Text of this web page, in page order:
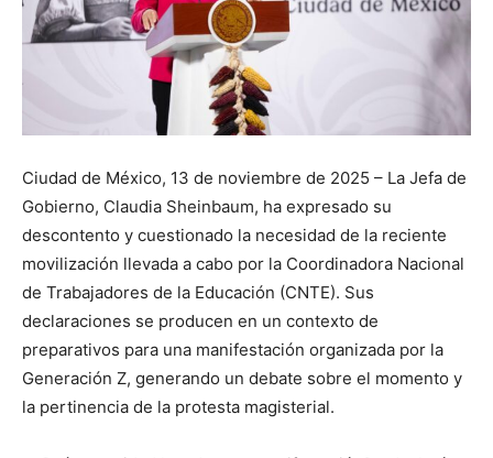
Ciudad de México, 13 de noviembre de 2025 – La Jefa de
Gobierno, Claudia Sheinbaum, ha expresado su
descontento y cuestionado la necesidad de la reciente
movilización llevada a cabo por la Coordinadora Nacional
de Trabajadores de la Educación (CNTE). Sus
declaraciones se producen en un contexto de
preparativos para una manifestación organizada por la
Generación Z, generando un debate sobre el momento y
la pertinencia de la protesta magisterial.